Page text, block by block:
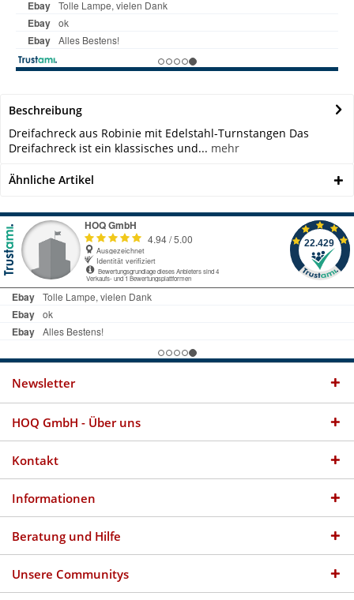
Beschreibung
Dreifachreck aus Robinie mit Edelstahl-Turnstangen Das
Dreifachreck ist ein klassisches und... mehr
Ähnliche Artikel
Newsletter
HOQ GmbH - Über uns
Kontakt
Informationen
Beratung und Hilfe
Unsere Communitys